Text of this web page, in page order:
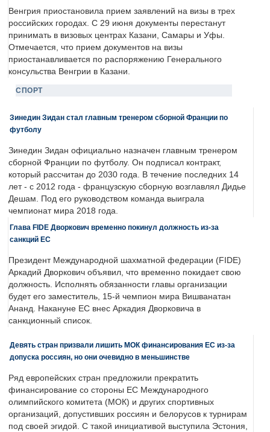
Венгрия приостановила прием заявлений на визы в трех
российских городах. С 29 июня документы перестанут
принимать в визовых центрах Казани, Самары и Уфы.
Отмечается, что прием документов на визы
приостанавливается по распоряжению Генерального
консульства Венгрии в Казани.
СПОРТ
Зинедин Зидан стал главным тренером сборной Франции по
футболу
Зинедин Зидан официально назначен главным тренером
сборной Франции по футболу. Он подписал контракт,
который рассчитан до 2030 года. В течение последних 14
лет - с 2012 года - французскую сборную возглавлял Дидье
Дешам. Под его руководством команда выиграла
чемпионат мира 2018 года.
Глава FIDE Дворкович временно покинул должность из-за
санкций ЕС
Президент Международной шахматной федерации (FIDE)
Аркадий Дворкович объявил, что временно покидает свою
должность. Исполнять обязанности главы организации
будет его заместитель, 15-й чемпион мира Вишванатан
Ананд. Накануне ЕС внес Аркадия Дворковича в
санкционный список.
Девять стран призвали лишить МОК финансирования ЕС из-за
допуска россиян, но они очевидно в меньшинстве
Ряд европейских стран предложили прекратить
финансирование со стороны ЕС Международного
олимпийского комитета (МОК) и других спортивных
организаций, допустивших россиян и белорусов к турнирам
под своей эгидой. С такой инициативой выступила Эстония,